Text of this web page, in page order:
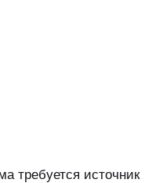
требуется источник